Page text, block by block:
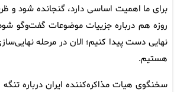
روزه هم درباره جزییات موضوعات گفت‌وگو
نهایی دست پیدا کنیم؛ الان در مرحله
هستیم.
سخنگوی هیات مذاکره‌کننده ایران درباره تنگه